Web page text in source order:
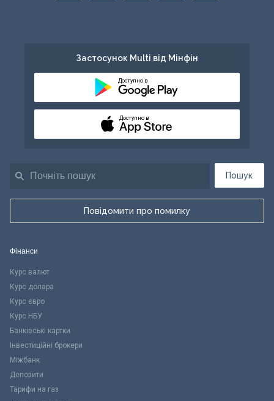
Пошук
Повідомити про помилку
Застосунок Multi від Мінфін
Доступно в
Доступно в
Фінанси
Курс валют
Курс долара
Курс євро
Курс НБУ
Банківські картки
Інвестиційні брокери
Міжбанк
Депозити
Тарифи на газ